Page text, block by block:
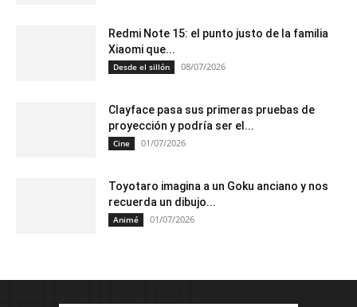
Redmi Note 15: el punto justo de la familia
Xiaomi que...
Desde el sillón 08/07/2026
Clayface pasa sus primeras pruebas de
proyección y podría ser el...
Cine 01/07/2026
Toyotaro imagina a un Goku anciano y nos
recuerda un dibujo...
Animé 01/07/2026